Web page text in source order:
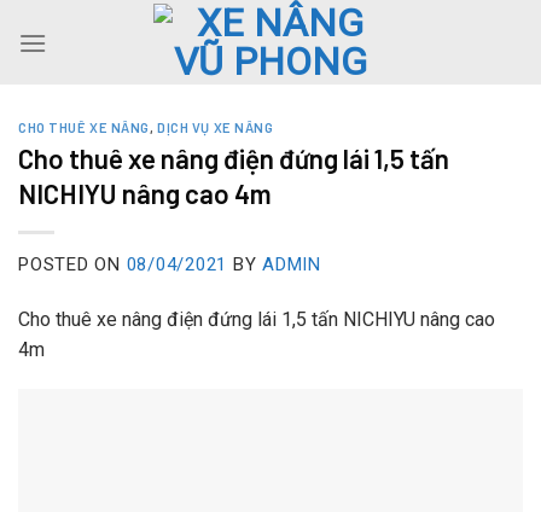
CHO THUÊ XE NÂNG ,DỊCH VỤ XE NÂNG
Cho thuê xe nâng điện đứng lái 1,5 tấn
NICHIYU nâng cao 4m
POSTED ON 08/04/2021 BY ADMIN
Cho thuê xe nâng điện đứng lái 1,5 tấn NICHIYU nâng cao
4m